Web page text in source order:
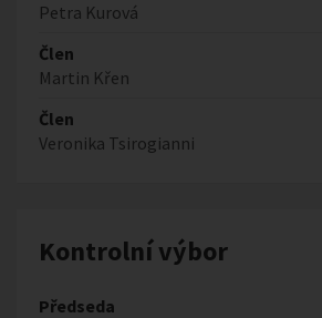
Petra Kurová
Člen
Martin Křen
Člen
Veronika Tsirogianni
Kontrolní výbor
Předseda